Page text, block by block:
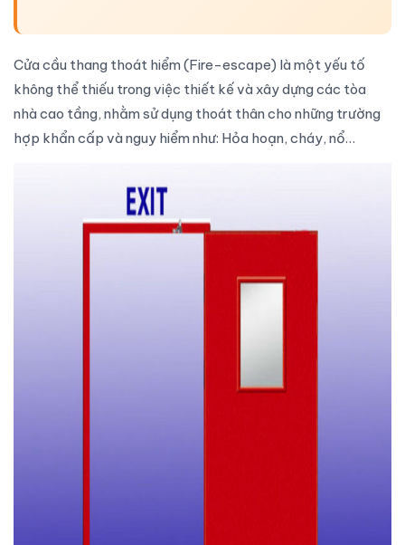
Cửa cầu thang thoát hiểm (Fire-escape) là một yếu tố
không thể thiếu trong việc thiết kế và xây dựng các tòa
nhà cao tầng, nhằm sử dụng thoát thân cho những trường
hợp khẩn cấp và nguy hiểm như: Hỏa hoạn, cháy, nổ…